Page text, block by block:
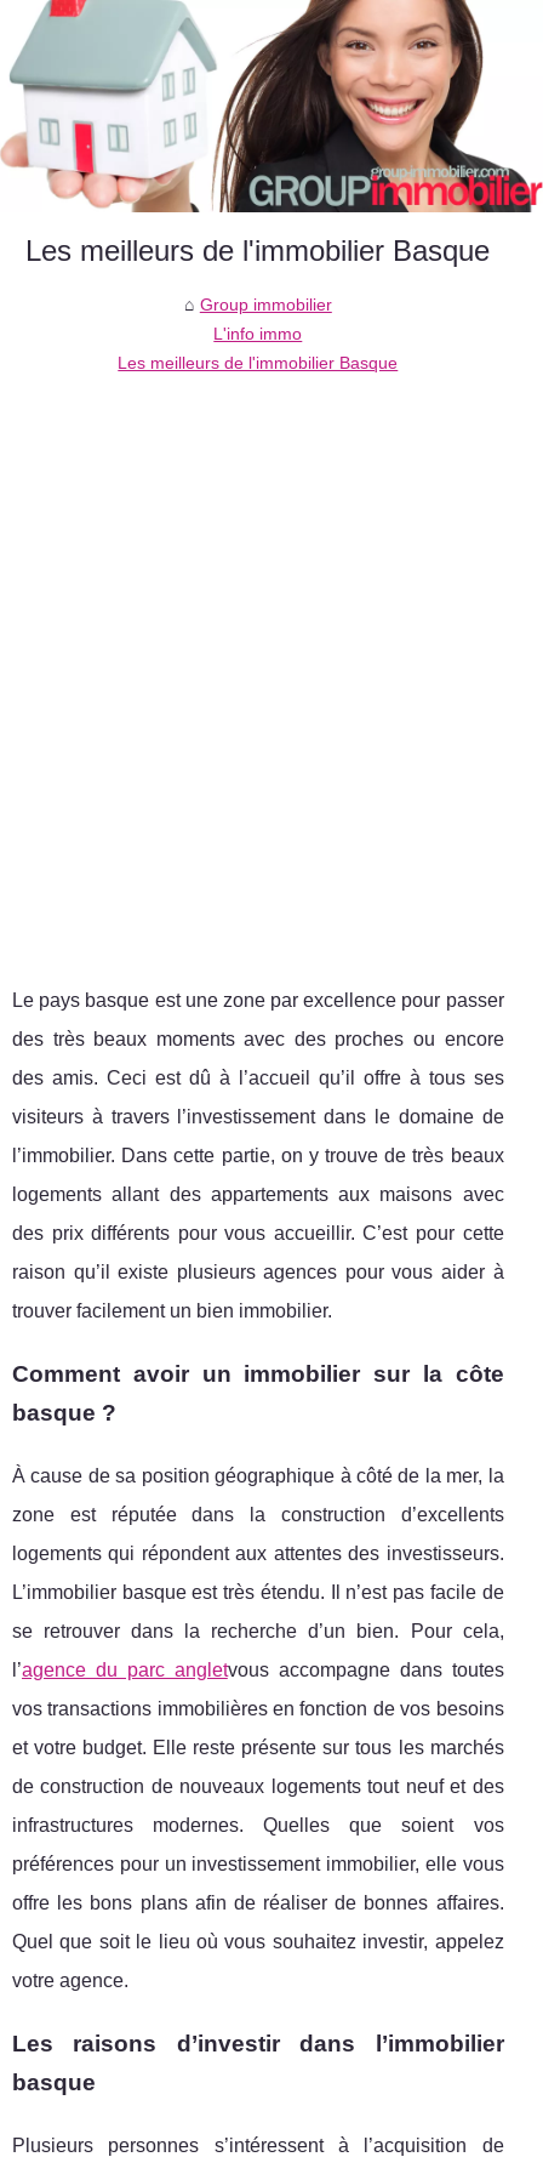
Les meilleurs de l'immobilier Basque
Group immobilier
L'info immo
Les meilleurs de l'immobilier Basque
Le pays basque est une zone par excellence pour passer
des très beaux moments avec des proches ou encore
des amis. Ceci est dû à l’accueil qu’il offre à tous ses
visiteurs à travers l’investissement dans le domaine de
l’immobilier. Dans cette partie, on y trouve de très beaux
logements allant des appartements aux maisons avec
des prix différents pour vous accueillir. C’est pour cette
raison qu’il existe plusieurs agences pour vous aider à
trouver facilement un bien immobilier.
Comment avoir un immobilier sur la côte
basque ?
À cause de sa position géographique à côté de la mer, la
zone est réputée dans la construction d’excellents
logements qui répondent aux attentes des investisseurs.
L’immobilier basque est très étendu. Il n’est pas facile de
se retrouver dans la recherche d’un bien. Pour cela,
l’agence du parc angletvous accompagne dans toutes
vos transactions immobilières en fonction de vos besoins
et votre budget. Elle reste présente sur tous les marchés
de construction de nouveaux logements tout neuf et des
infrastructures modernes. Quelles que soient vos
préférences pour un investissement immobilier, elle vous
offre les bons plans afin de réaliser de bonnes affaires.
Quel que soit le lieu où vous souhaitez investir, appelez
votre agence.
Les raisons d’investir dans l’immobilier
basque
Plusieurs personnes s’intéressent à l’acquisition de